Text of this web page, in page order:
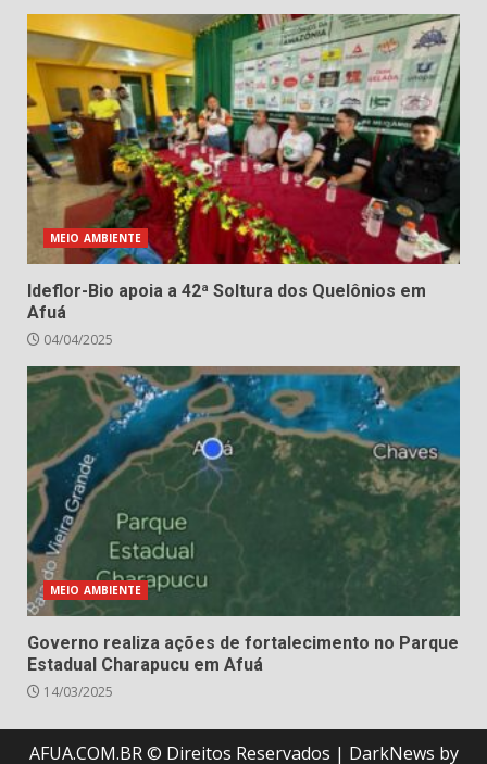
MEIO AMBIENTE
Ideflor-Bio apoia a 42ª Soltura dos Quelônios em
Afuá
04/04/2025
MEIO AMBIENTE
Governo realiza ações de fortalecimento no Parque
Estadual Charapucu em Afuá
14/03/2025
AFUA.COM.BR © Direitos Reservados | DarkNews by